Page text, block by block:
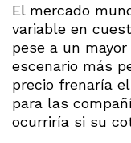
El mercado
variable en
pese a un
escenario más
precio frenaría
para las
ocurriría si su